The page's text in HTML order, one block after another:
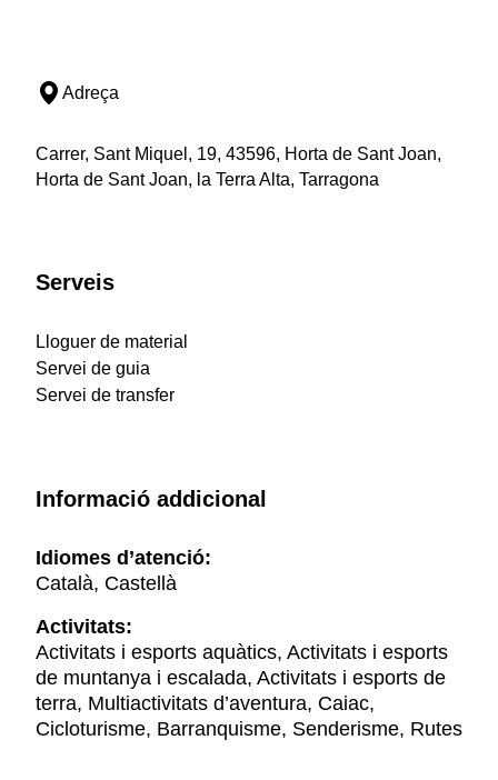
Adreça
Carrer, Sant Miquel, 19, 43596, Horta de Sant Joan,
Horta de Sant Joan, la Terra Alta, Tarragona
Serveis
Lloguer de material
Servei de guia
Servei de transfer
Informació addicional
Idiomes d’atenció:
Català, Castellà
Activitats:
Activitats i esports aquàtics, Activitats i esports
de muntanya i escalada, Activitats i esports de
terra, Multiactivitats d’aventura, Caiac,
Cicloturisme, Barranquisme, Senderisme, Rutes